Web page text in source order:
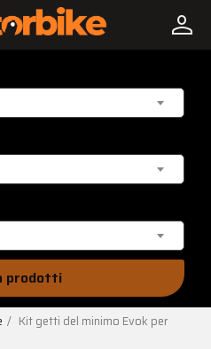
person
prodotti
Kit getti del minimo Evok per